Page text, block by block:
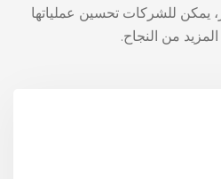
يمكن للشركات تحسين عملياتها
من النجاح.